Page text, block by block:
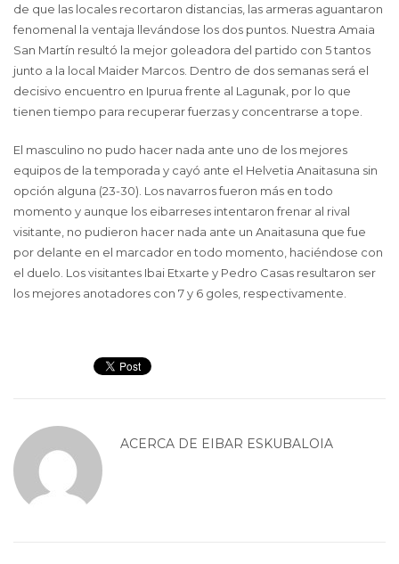
de que las locales recortaron distancias, las armeras aguantaron
fenomenal la ventaja llevándose los dos puntos. Nuestra Amaia
San Martín resultó la mejor goleadora del partido con 5 tantos
junto a la local Maider Marcos. Dentro de dos semanas será el
decisivo encuentro en Ipurua frente al Lagunak, por lo que
tienen tiempo para recuperar fuerzas y concentrarse a tope.
El masculino no pudo hacer nada ante uno de los mejores
equipos de la temporada y cayó ante el Helvetia Anaitasuna sin
opción alguna (23-30). Los navarros fueron más en todo
momento y aunque los eibarreses intentaron frenar al rival
visitante, no pudieron hacer nada ante un Anaitasuna que fue
por delante en el marcador en todo momento, haciéndose con
el duelo. Los visitantes Ibai Etxarte y Pedro Casas resultaron ser
los mejores anotadores con 7 y 6 goles, respectivamente.
ACERCA DE EIBAR ESKUBALOIA